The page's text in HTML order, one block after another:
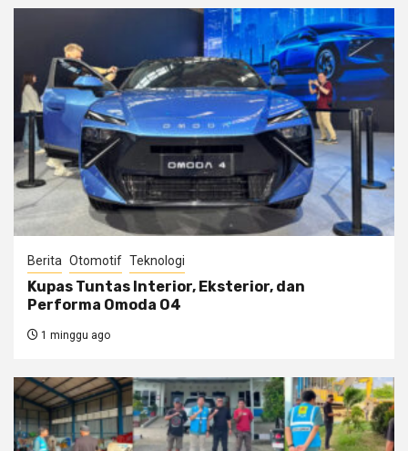
Berita Otomotif Teknologi
Kupas Tuntas Interior, Eksterior, dan
Performa Omoda O4
1 minggu ago